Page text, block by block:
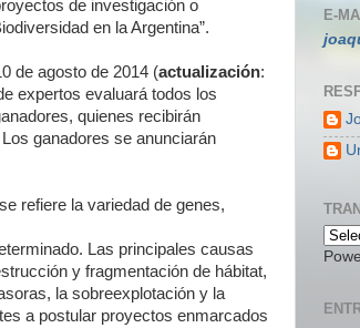
de investigación o
en la Argentina”.
de agosto de 2014 (actualización:
expertos evaluará todos los
quienes recibirán
ganadores se anunciarán
refiere la variedad de genes,
Las principales causas
y fragmentación de hábitat,
la sobreexplotación y la
a postular proyectos enmarcados
E-